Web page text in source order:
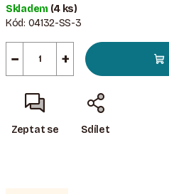
cena:
Skladem (4 ks)
Kód: 04132-SS-3
+
−
Zeptat se Sdílet